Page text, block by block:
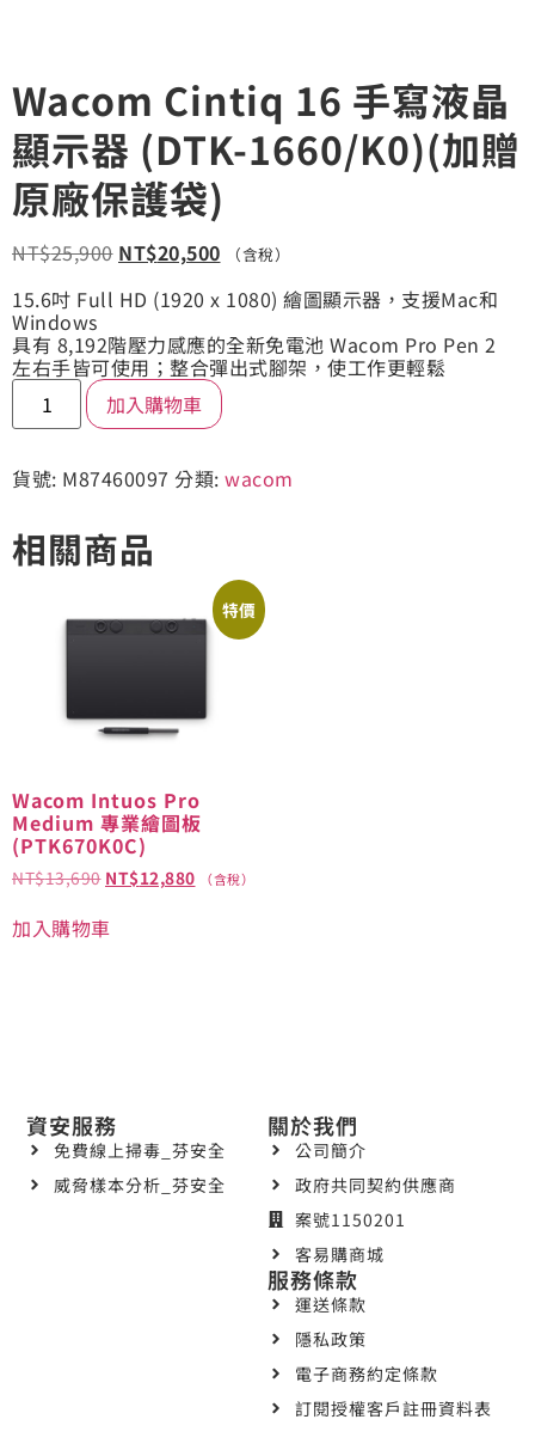
Wacom Cintiq 16 手寫液晶
顯示器 (DTK-1660/K0)(加贈
原廠保護袋)
NT$25,900 NT$20,500 （含稅）
15.6吋 Full HD (1920 x 1080) 繪圖顯示器，支援Mac和
Windows
具有 8,192階壓力感應的全新免電池 Wacom Pro Pen 2
左右手皆可使用；整合彈出式腳架，使工作更輕鬆
加入購物車
貨號: M87460097 分類: wacom
相關商品
特價
Wacom Intuos Pro
Medium 專業繪圖板
(PTK670K0C)
NT$13,690 NT$12,880 （含稅）
加入購物車
關於我們
公司簡介
政府共同契約供應商
案號1150201
客易購商城
資安服務
免費線上掃毒_芬安全
威脅樣本分析_芬安全
服務條款
運送條款
隱私政策
電子商務約定條款
訂閱授權客戶註冊資料表